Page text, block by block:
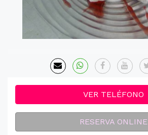
VER TELÉFONO
RESERVA ONLINE